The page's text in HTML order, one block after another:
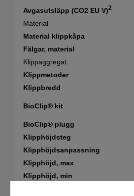
Avgasutsläpp (CO2 EU V)2
Material
Material klippkåpa
Fälgar, material
Klippaggregat
Klippmetoder
Klippbredd
BioClip® kit
BioClip® plugg
Klipphöjdsteg
Klipphöjdsanpassning
Klipphöjd, max
Klipphöjd, min